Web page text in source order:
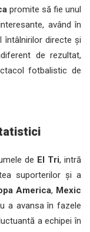
promite să fie unul
având în
întâlnirilor directe și
de rezultat,
fotbalistic de
de El Tri, intră
suporterilor și a
America, Mexic
a avansa în fazele
a echipei în